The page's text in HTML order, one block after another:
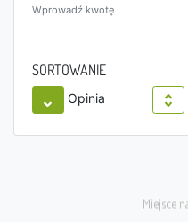
Wprowadź kwotę
SORTOWANIE
Opinia